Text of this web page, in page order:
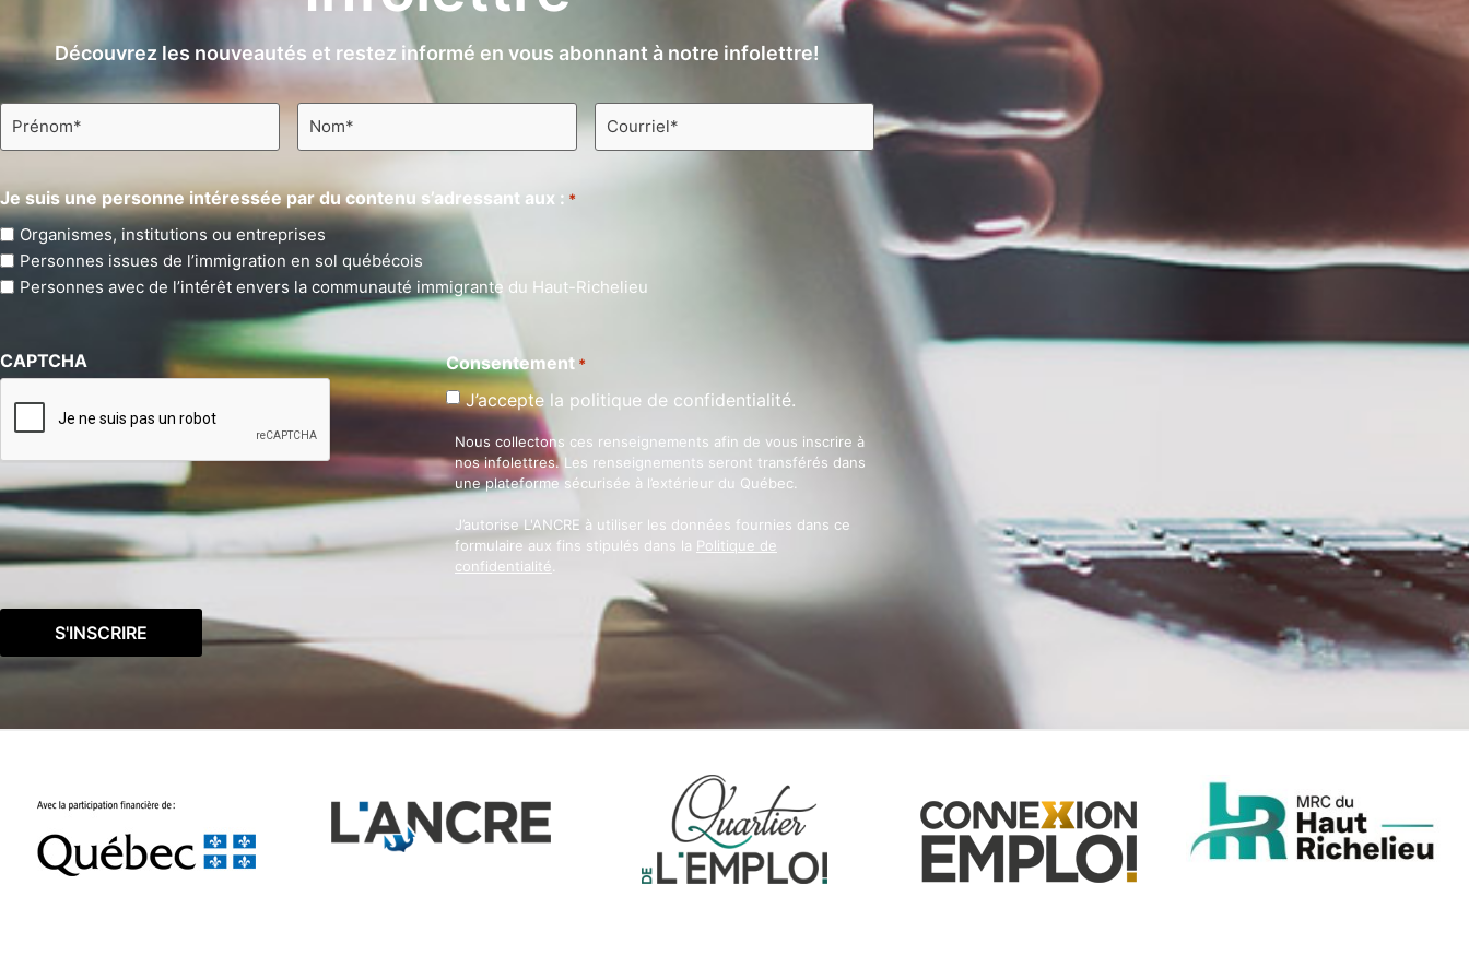
Découvrez les nouveautés et restez informé en vous abonnant à notre infolettre!
Prénom Nom Courriel
Je suis une personne intéressée par du contenu s’adressant aux : *
Organismes, institutions ou entreprises
Personnes issues de l’immigration en sol québécois
Personnes avec de l’intérêt envers la communauté immigrante du Haut-Richelieu
CAPTCHA Consentement *
J’accepte la politique de confidentialité.
Nous collectons ces renseignements afin de vous inscrire à
nos infolettres. Les renseignements seront transférés dans
une plateforme sécurisée à l’extérieur du Québec.
J’autorise L'ANCRE à utiliser les données fournies dans ce
formulaire aux fins stipulés dans la Politique de
confidentialité.